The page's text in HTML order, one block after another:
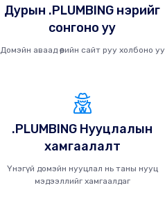
Дурын .PLUMBING нэрийг
сонгоно уу
Домэйн аваад өөрийн сайт руу холбоно уу
.PLUMBING Нууцлалын
хамгаалалт
Үнэгүй домэйн нууцлал нь таны нууц
мэдээллийг хамгаалдаг